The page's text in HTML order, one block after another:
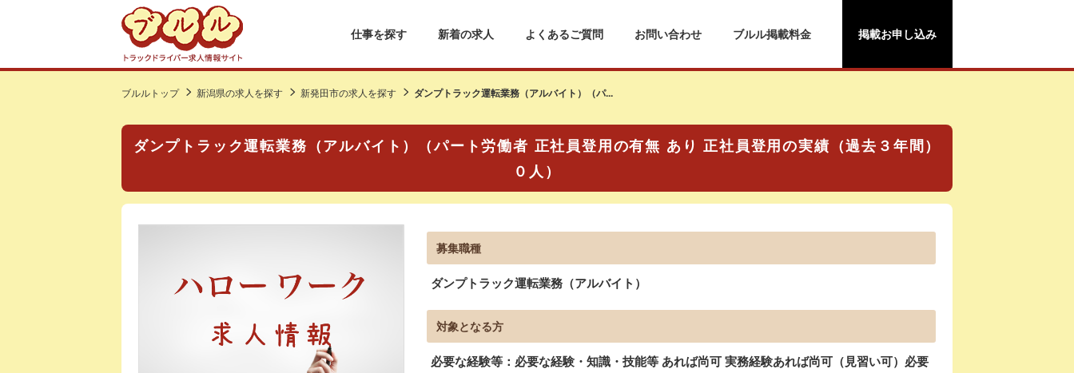
仕事を探す 新着の求人 よくあるご質問 お問い合わせ ブルル掲載料金 掲載お申し込み
ブルルトップ 新潟県の求人を探す 新発田市の求人を探す ダンプトラック運転業務（アルバイト）（パ...
ダンプトラック運転業務（アルバイト）（パート労働者 正社員登用の有無 あり 正社員登用の実績（過去３年間）
０人）
募集職種
ダンプトラック運転業務（アルバイト）
対象となる方
必要な経験等：必要な経験・知識・技能等 あれば尚可 実務経験あれば尚可（見習い可）必要